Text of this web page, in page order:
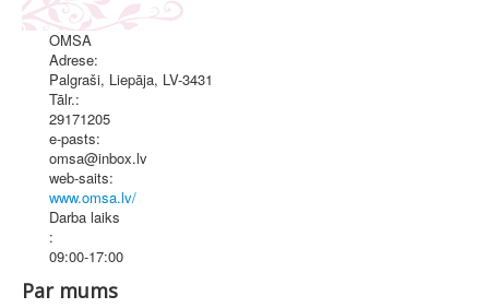
OMSA
Adrese:
Palgraši, Liepāja, LV-3431
Tālr.:
29171205
e-pasts:
omsa@inbox.lv
web-saits:
www.omsa.lv/
Darba laiks
:
09:00-17:00
Par mums